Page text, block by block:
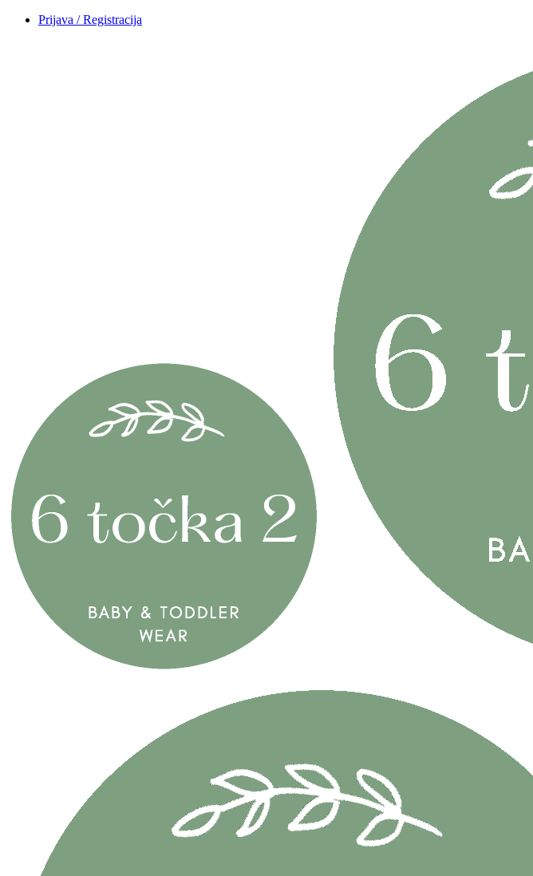
Prijava / Registracija